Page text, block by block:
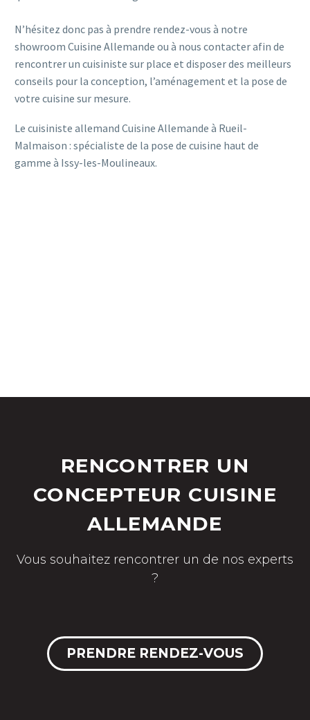
N’hésitez donc pas à prendre rendez-vous à notre
showroom Cuisine Allemande ou à nous contacter afin de
rencontrer un cuisiniste sur place et disposer des meilleurs
conseils pour la conception, l’aménagement et la pose de
votre cuisine sur mesure.
Le cuisiniste allemand Cuisine Allemande à Rueil-
Malmaison : spécialiste de la pose de cuisine haut de
gamme à Issy-les-Moulineaux.
RENCONTRER UN
CONCEPTEUR CUISINE
ALLEMANDE
Vous souhaitez rencontrer un de nos experts
?
PRENDRE RENDEZ-VOUS